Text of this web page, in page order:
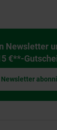
Newsletter
€**-